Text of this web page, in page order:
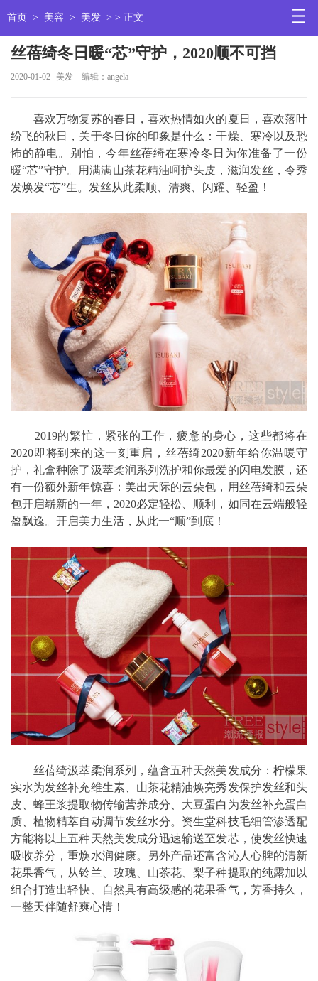
首页 > 美容 > 美发 > > 正文
丝蓓绮冬日暖“芯”守护，2020顺不可挡
2020-01-02 美发 编辑：angela
喜欢万物复苏的春日，喜欢热情如火的夏日，喜欢落叶
纷飞的秋日，关于冬日你的印象是什么：干燥、寒冷以及恐
怖的静电。别怕，今年丝蓓绮在寒冷冬日为你准备了一份
暖“芯”守护。用满满山茶花精油呵护头皮，滋润发丝，令秀
发焕发“芯”生。发丝从此柔顺、清爽、闪耀、轻盈！
2019的繁忙，紧张的工作，疲惫的身心，这些都将在
2020即将到来的这一刻重启，丝蓓绮2020新年给你温暖守
护，礼盒种除了汲萃柔润系列洗护和你最爱的闪电发膜，还
有一份额外新年惊喜：美出天际的云朵包，用丝蓓绮和云朵
包开启崭新的一年，2020必定轻松、顺利，如同在云端般轻
盈飘逸。开启美力生活，从此一“顺”到底！
丝蓓绮汲萃柔润系列，蕴含五种天然美发成分：柠檬果
实水为发丝补充维生素、山茶花精油焕亮秀发保护发丝和头
皮、蜂王浆提取物传输营养成分、大豆蛋白为发丝补充蛋白
质、植物精萃自动调节发丝水分。资生堂科技毛细管渗透配
方能将以上五种天然美发成分迅速输送至发芯，使发丝快速
吸收养分，重焕水润健康。另外产品还富含沁人心脾的清新
花果香气，从铃兰、玫瑰、山茶花、梨子种提取的纯露加以
组合打造出轻快、自然具有高级感的花果香气，芳香持久，
一整天伴随舒爽心情！